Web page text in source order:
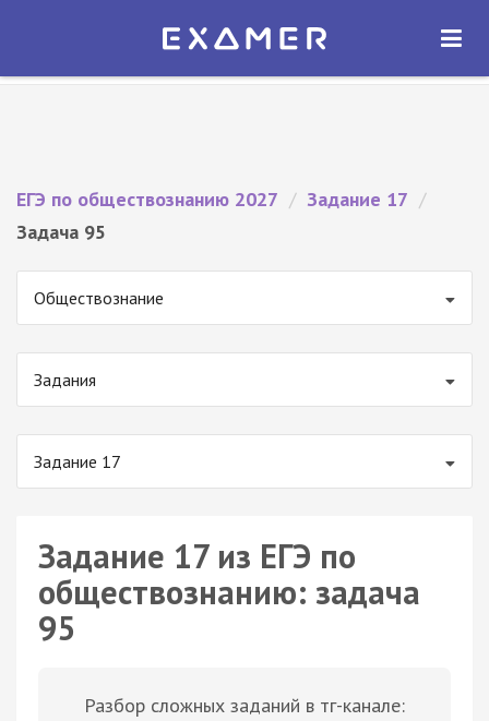
Экзамер — ЕГЭ 2027
ОТКРЫТЬ
ЕГЭ по обществознанию 2027 / Задание 17 /
Задача 95
Обществознание
Задания
Задание 17
Задание 17 из ЕГЭ по
обществознанию: задача
95
Разбор сложных заданий в тг-канале: